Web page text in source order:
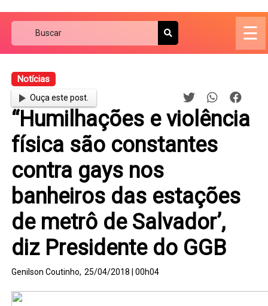
☰
Notícias
Ouça este post.
“Humilhações e violência
física são constantes
contra gays nos
banheiros das estações
de metrô de Salvador’,
diz Presidente do GGB
Genilson Coutinho, 25/04/2018 | 00h04